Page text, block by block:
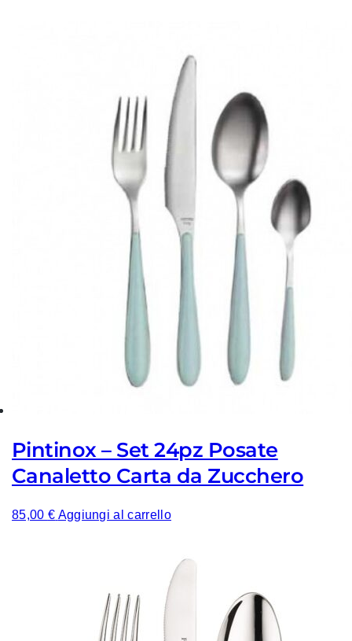
Pintinox – Set 24pz Posate
Canaletto Carta da Zucchero
85,00 € Aggiungi al carrello